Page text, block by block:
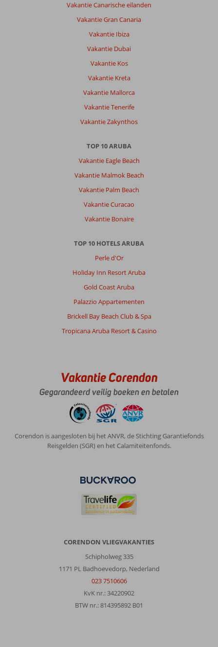
Vakantie Canarische eilanden
Vakantie Gran Canaria
Vakantie Ibiza
Vakantie Dubai
Vakantie Kos
Vakantie Kreta
Vakantie Mallorca
Vakantie Tenerife
Vakantie Zakynthos
TOP 10 ARUBA
Vakantie Eagle Beach
Vakantie Malmok Beach
Vakantie Palm Beach
Vakantie Curacao
Vakantie Bonaire
TOP 10 HOTELS ARUBA
Perle d'Or
Holiday Inn Resort Aruba
Gold Coast Aruba
Palazzio Appartementen
Brickell Bay Beach Club & Spa
Tropicana Aruba Resort & Casino
Vakantie Corendon
Gegarandeerd veilig boeken en betalen
Corendon is aangesloten bij het ANVR, de Stichting Garantiefonds
Reisgelden (SGR) en het Calamiteitenfonds.
CORENDON VLIEGVAKANTIES
Schipholweg 335
1171 PL Badhoevedorp, Nederland
023 7510606
KvK nr.: 34220902
BTW nr.: 814395892 B01